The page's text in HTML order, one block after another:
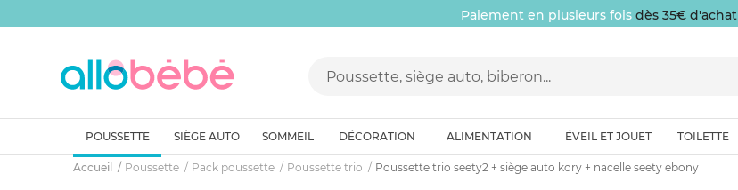
Paiement en plusieurs fois dès 35€ d'achat
POUSSETTE SIÈGE AUTO SOMMEIL DÉCORATION ALIMENTATION ÉVEIL ET JOUET TOILETTE
Accueil Poussette Pack poussette Poussette trio Poussette trio seety2 + siège auto kory + nacelle seety ebony